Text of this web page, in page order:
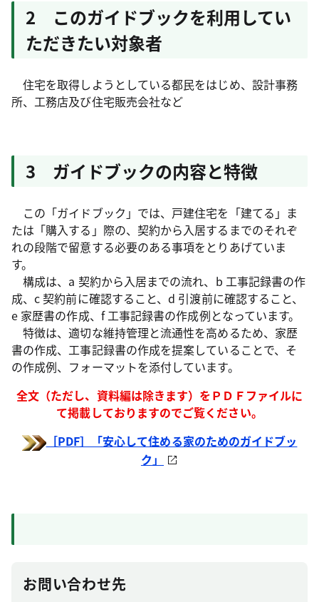
2 このガイドブックを利用してい
ただきたい対象者
住宅を取得しようとしている都民をはじめ、設計事務
所、工務店及び住宅販売会社など
3 ガイドブックの内容と特徴
この「ガイドブック」では、戸建住宅を「建てる」ま
たは「購入する」際の、契約から入居するまでのそれぞ
れの段階で留意する必要のある事項をとりあげていま
す。
構成は、a 契約から入居までの流れ、b 工事記録書の作
成、c 契約前に確認すること、d 引渡前に確認すること、
e 家歴書の作成、f 工事記録書の作成例となっています。
特徴は、適切な維持管理と流通性を高めるため、家歴
書の作成、工事記録書の作成を提案していることで、そ
の作成例、フォーマットを添付しています。
全文（ただし、資料編は除きます）をＰＤＦファイルに
て掲載しておりますのでご覧ください。
［PDF］「安心して住める家のためのガイドブッ
ク」
お問い合わせ先